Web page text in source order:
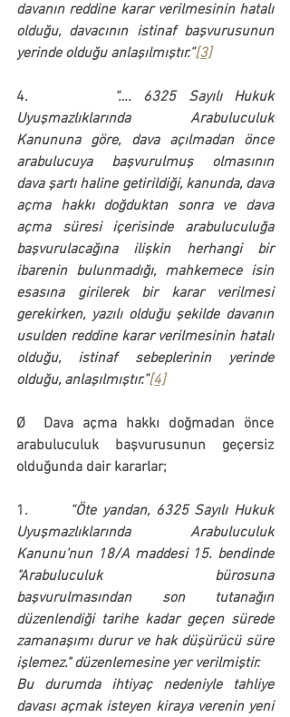
davanın reddine karar verilmesinin hatalı
olduğu, davacının istinaf başvurusunun
yerinde olduğu anlaşılmıştır.”[3]
4.
“…. 6325 Sayılı Hukuk
Uyuşmazlıklarında Arabuluculuk
Kanununa göre, dava açılmadan önce
arabulucuya başvurulmuş olmasının
dava şartı haline getirildiği, kanunda, dava
açma hakkı doğduktan sonra ve dava
açma süresi içerisinde arabuluculuğa
başvurulacağına ilişkin herhangi bir
ibarenin bulunmadığı, mahkemece isin
esasına girilerek bir karar verilmesi
gerekirken, yazılı olduğu şekilde davanın
usulden reddine karar verilmesinin hatalı
olduğu, istinaf sebeplerinin yerinde
olduğu, anlaşılmıştır.”[4]
Ø Dava açma hakkı doğmadan önce
arabuluculuk başvurusunun geçersiz
olduğunda dair kararlar;
1.
“Öte yandan, 6325 Sayılı Hukuk
Uyuşmazlıklarında Arabuluculuk
Kanunu'nun 18/A maddesi 15. bendinde
"Arabuluculuk bürosuna
başvurulmasından son tutanağın
düzenlendiği tarihe kadar geçen sürede
zamanaşımı durur ve hak düşürücü süre
işlemez." düzenlemesine yer verilmiştir.
Bu durumda ihtiyaç nedeniyle tahliye
davası açmak isteyen kiraya verenin yeni